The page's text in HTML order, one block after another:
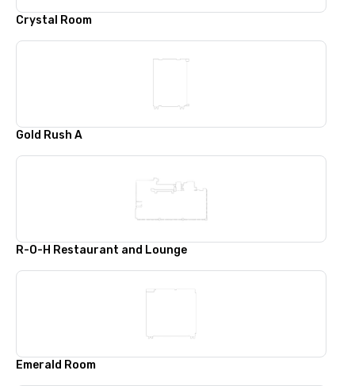
Crystal Room
Gold Rush A
R-O-H Restaurant and Lounge
Emerald Room